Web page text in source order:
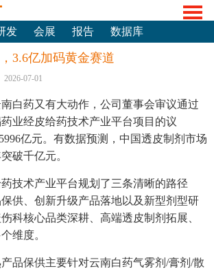
发 会展 报告 数据库
3.6亿加码黄金赛道
2026-07-01
白药又有大动作，公司董事会审议通过
业经皮给药技术产业平台项目的议
亿元。有数据预测，中国透皮制剂市场
破千亿元。
技术产业平台规划了三条清晰的路径
供、创新升级产品落地以及新型剂型研
科核心品类深耕、高端透皮制剂拓展、
维度。
品保供主要针对云南白药气雾剂/膏剂/散